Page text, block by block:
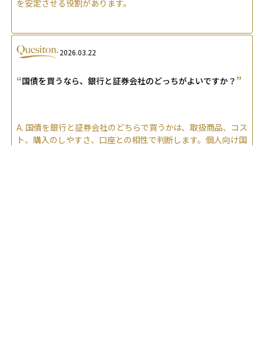
を安定させる役割があります。
2026.03.22
“国債を買うなら、銀行と証券会社のどっちがよいですか？ ”
A. 国債を銀行と証券会社のどちらで買うかは、取扱商品、コス
ト、購入のしやすさ、口座との相性で判断します。個人向け国